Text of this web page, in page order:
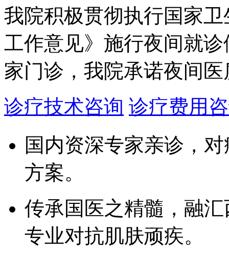
我院积极贯彻执行国家
工作意见》施行夜间就
家门诊，我院承诺夜间
诊疗技术咨询 诊疗费用
国内资深专家亲诊，
方案。
传承国医之精髓，融
专业对抗肌肤顽疾。